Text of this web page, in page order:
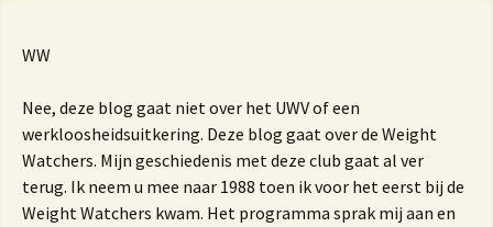
WW
Nee, deze blog gaat niet over het UWV of een
werkloosheidsuitkering. Deze blog gaat over de Weight
Watchers. Mijn geschiedenis met deze club gaat al ver
terug. Ik neem u mee naar 1988 toen ik voor het eerst bij de
Weight Watchers kwam. Het programma sprak mij aan en